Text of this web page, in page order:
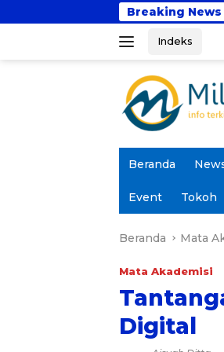
ke
Breaking News
Kembali, Targetkan 3.000
Indeks
Beranda
Event Tokoh
Beranda Mata
Mata Akademisi
Digital